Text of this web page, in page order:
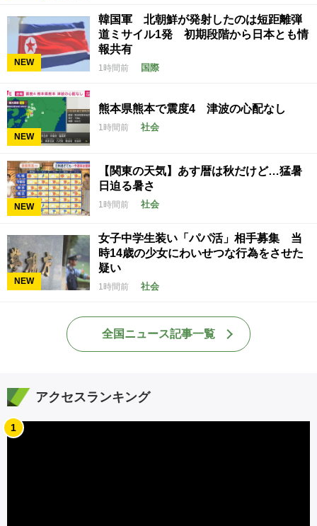
NEW
韓国軍 北朝鮮が発射したのは短距離弾
道ミサイル1発 初期段階から日本とも情
報共有
1時間前 国際
NEW
熊本県熊本で震度4 津波の心配なし
1時間前 社会
NEW
【関東の天気】あす暦は秋だけど…猛暑
日迫る暑さ
1時間前 社会
NEW
女子中学生装い「パパ活」相手募集 当
時14歳の少女にわいせつな行為をさせた
疑い
1時間前 社会
全国ニュース記事一覧
アクセスランキング
1